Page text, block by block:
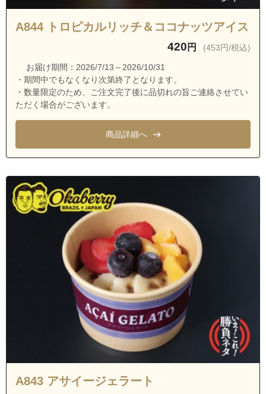
埼玉県ふじみ野市大原２丁目
埼玉県ふじみ野市川崎
埼玉県ふじみ野市川崎２丁目
埼玉県ふじみ野市北野２丁目
埼玉県ふじみ野市清見１丁目
埼玉県ふじみ野市新駒林４丁目
埼玉県ふじみ野市滝１丁目
埼玉県ふじみ野市滝２丁目
埼玉県ふじみ野市滝３丁目
埼玉県ふじみ野市築地１丁目
埼玉県ふじみ野市築地２丁目
埼玉県ふじみ野市築地３丁目
埼玉県ふじみ野市仲１丁目
埼玉県ふじみ野市仲２丁目
埼玉県ふじみ野市仲３丁目
A844 トロピカルリッチ＆ココナッツアイス
420 円 (453円/税込)
お届け期間：2026/7/13～2026/10/31
・期間中でもなくなり次第終了となります。
・数量限定のため、ご注文完了後に品切れの旨ご連絡させてい
ただく場合がございます。
商品詳細へ
A843 アサイージェラート